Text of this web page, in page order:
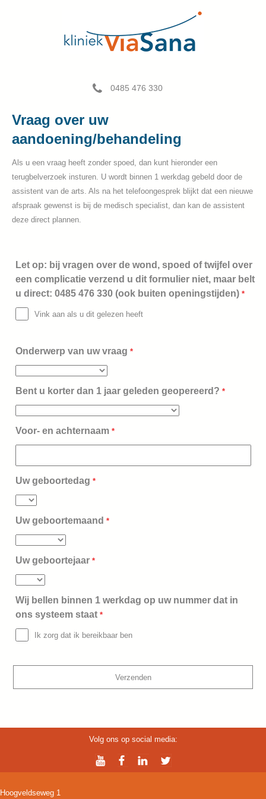
0485 476 330
Vraag over uw
aandoening/behandeling
Als u een vraag heeft zonder spoed, dan kunt hieronder een
terugbelverzoek insturen. U wordt binnen 1 werkdag gebeld door de
assistent van de arts. Als na het telefoongesprek blijkt dat een nieuwe
afspraak gewenst is bij de medisch specialist, dan kan de assistent
deze direct plannen.
Let op: bij vragen over de wond, spoed of twijfel over
een complicatie verzend u dit formulier niet, maar belt
u direct: 0485 476 330 (ook buiten openingstijden) *
Vink aan als u dit gelezen heeft
Onderwerp van uw vraag *
Bent u korter dan 1 jaar geleden geopereerd? *
Voor- en achternaam *
Uw geboortedag *
Uw geboortemaand *
Uw geboortejaar *
Wij bellen binnen 1 werkdag op uw nummer dat in
ons systeem staat *
Ik zorg dat ik bereikbaar ben
Volg ons op social media:
Hoogveldseweg 1